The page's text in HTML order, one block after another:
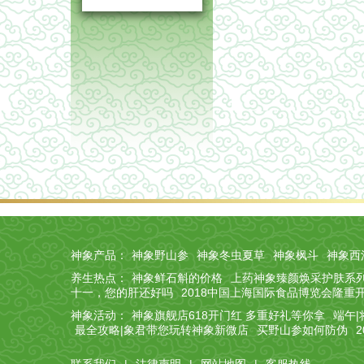
神象产品： 神象野山参 神象冬虫夏草 神象枫斗
神象西
养生热点：
神象鲜石斛的价格
上药神象臻颜焕采护肤系
十一，您的肝还好吗
2018中国上海国际食品博览会隆重
神象活动：
神象旗舰店618开门红 多重好礼等你拿
端午|
最全攻略|象君带您玩转神象新微店
买野山参如何防伪